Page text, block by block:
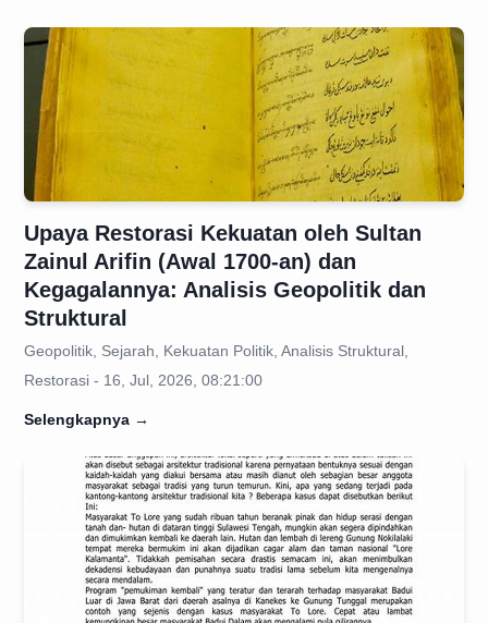
Upaya Restorasi Kekuatan oleh Sultan
Zainul Arifin (Awal 1700-an) dan
Kegagalannya: Analisis Geopolitik dan
Struktural
Geopolitik, Sejarah, Kekuatan Politik, Analisis Struktural,
Restorasi - 16, Jul, 2026, 08:21:00
Selengkapnya →